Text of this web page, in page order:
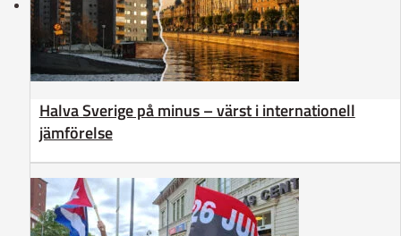
Halva Sverige på minus – värst i internationell
jämförelse